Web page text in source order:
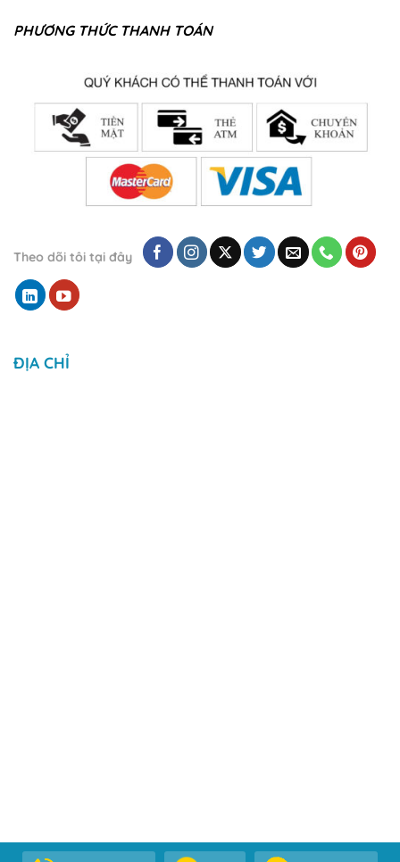
PHƯƠNG THỨC THANH TOÁN
Theo dõi tôi tại đây
ĐỊA CHỈ